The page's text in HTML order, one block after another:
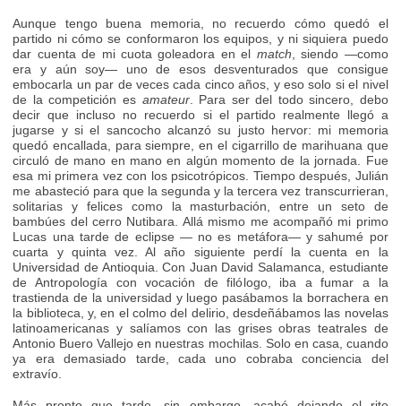
Aunque tengo buena memoria, no recuerdo cómo quedó el
partido ni cómo se conformaron los equipos, y ni siquiera puedo
dar cuenta de mi cuota goleadora en el match , siendo —como
era y aún soy— uno de esos desventurados que consigue
embocarla un par de veces cada cinco años, y eso solo si el nivel
de la competición es amateur. Para ser del todo sincero, debo
decir que incluso no recuerdo si el partido realmente llegó a
jugarse y si el sancocho alcanzó su justo hervor: mi memoria
quedó encallada, para siempre, en el cigarrillo de marihuana que
circuló de mano en mano en algún momento de la jornada. Fue
esa mi primera vez con los psicotrópicos. Tiempo después, Julián
me abasteció para que la segunda y la tercera vez transcurrieran,
solitarias y felices como la masturbación, entre un seto de
bambúes del cerro Nutibara. Allá mismo me acompañó mi primo
Lucas una tarde de eclipse — no es metáfora— y sahumé por
cuarta y quinta vez. Al año siguiente perdí la cuenta en la
Universidad de Antioquia. Con Juan David Salamanca, estudiante
de Antropología con vocación de filólogo, iba a fumar a la
trastienda de la universidad y luego pasábamos la borrachera en
la biblioteca, y, en el colmo del delirio, desdeñábamos las novelas
latinoamericanas y salíamos con las grises obras teatrales de
Antonio Buero Vallejo en nuestras mochilas. Solo en casa, cuando
ya era demasiado tarde, cada uno cobraba conciencia del
extravío.